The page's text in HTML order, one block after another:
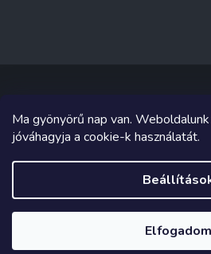
Ma gyönyörű nap van.
jóváhagyja a cookie-k használatát.
Elfogadom
Copyright 2026 Sakküzlet.
Grafika és megvalósítás innen